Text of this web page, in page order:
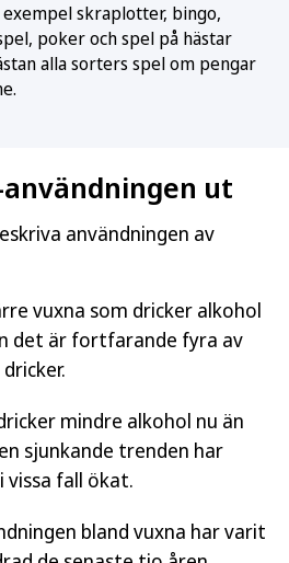
skraplotter, bingo,
poker och spel på hästar
alla sorters spel om pengar
användningen ut
användningen av
vuxna som dricker alkohol
det är fortfarande fyra av
mindre alkohol nu än
sjunkande trenden har
vissa fall ökat.
bland vuxna har varit